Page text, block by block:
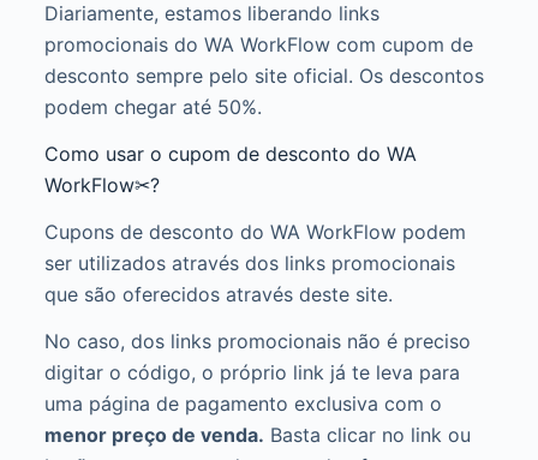
Diariamente, estamos liberando links
promocionais do WA WorkFlow com cupom de
desconto sempre pelo site oficial. Os descontos
podem chegar até 50%.
Como usar o cupom de desconto do WA
WorkFlow✂?
Cupons de desconto do WA WorkFlow podem
ser utilizados através dos links promocionais
que são oferecidos através deste site.
No caso, dos links promocionais não é preciso
digitar o código, o próprio link já te leva para
uma página de pagamento exclusiva com o
menor preço de venda. Basta clicar no link ou